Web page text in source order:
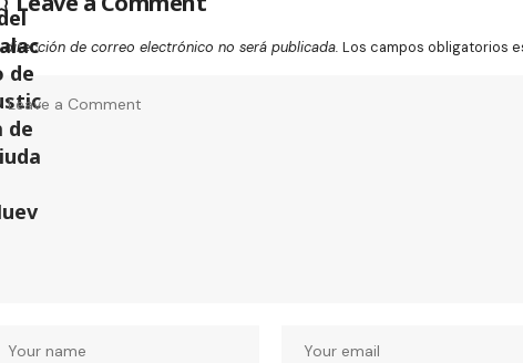
dirección de correo electrónico no será publicada. Los campos obligatorios